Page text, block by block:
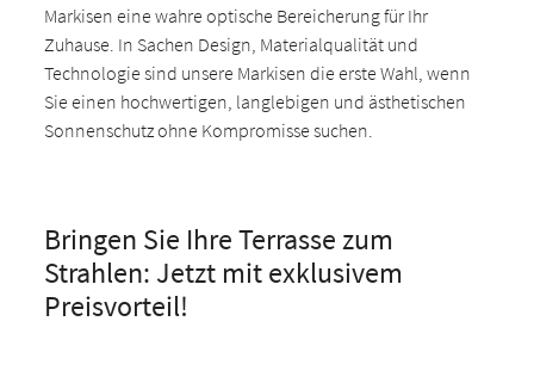
Markisen eine wahre optische Bereicherung für Ihr
Zuhause. In Sachen Design, Materialqualität und
Technologie sind unsere Markisen die erste Wahl, wenn
Sie einen hochwertigen, langlebigen und ästhetischen
Sonnenschutz ohne Kompromisse suchen.
Bringen Sie Ihre Terrasse zum
Strahlen: Jetzt mit exklusivem
Preisvorteil!